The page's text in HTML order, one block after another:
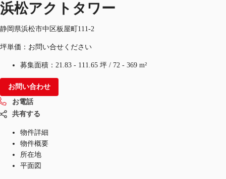
浜松アクトタワー
静岡県浜松市中区板屋町111-2
坪単価：お問い合せください
募集面積： 21.83 - 111.65 坪 / 72 - 369 m²
お問い合わせ
お電話
共有する
物件詳細
物件概要
所在地
平面図